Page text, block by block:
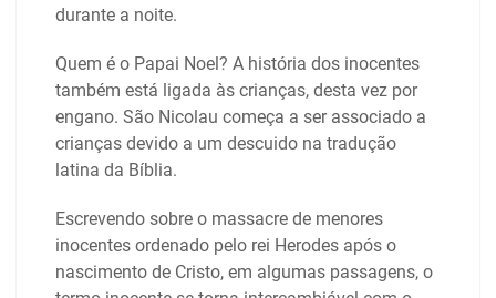
durante a noite.
Quem é o Papai Noel? A história dos inocentes
também está ligada às crianças, desta vez por
engano. São Nicolau começa a ser associado a
crianças devido a um descuido na tradução
latina da Bíblia.
Escrevendo sobre o massacre de menores
inocentes ordenado pelo rei Herodes após o
nascimento de Cristo, em algumas passagens, o